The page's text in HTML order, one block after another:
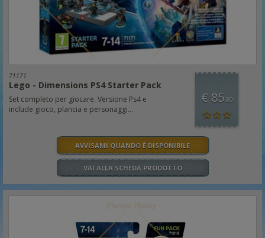
71171
Lego - Dimensions PS4 Starter Pack
Set completo per giocare. Versione Ps4 e
include gioco, plancia e personaggi...
€ 85,00
AVVISAMI QUANDO È DISPONIBILE
VAI ALLA SCHEDA PRODOTTO